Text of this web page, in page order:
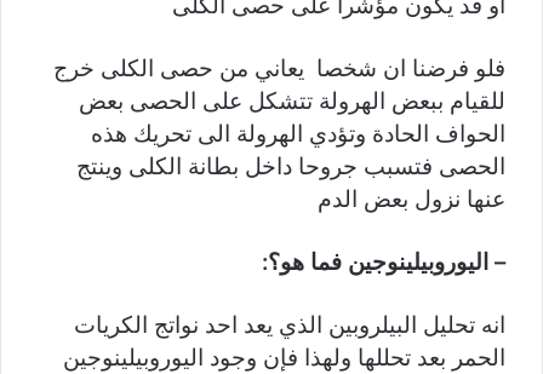
فلو فرضنا ان شخصا يعاني من حصى الكلى خرج
للقيام ببعض الهرولة تتشكل على الحصى بعض
الحواف الحادة وتؤدي الهرولة الى تحريك هذه
الحصى فتسبب جروحا داخل بطانة الكلى وينتج
عنها نزول بعض الدم
– اليوروبيلينوجين فما هو؟:
انه تحليل البيلروبين الذي يعد احد نواتج الكريات
الحمر بعد تحللها ولهذا فإن وجود اليوروبيلينوجين